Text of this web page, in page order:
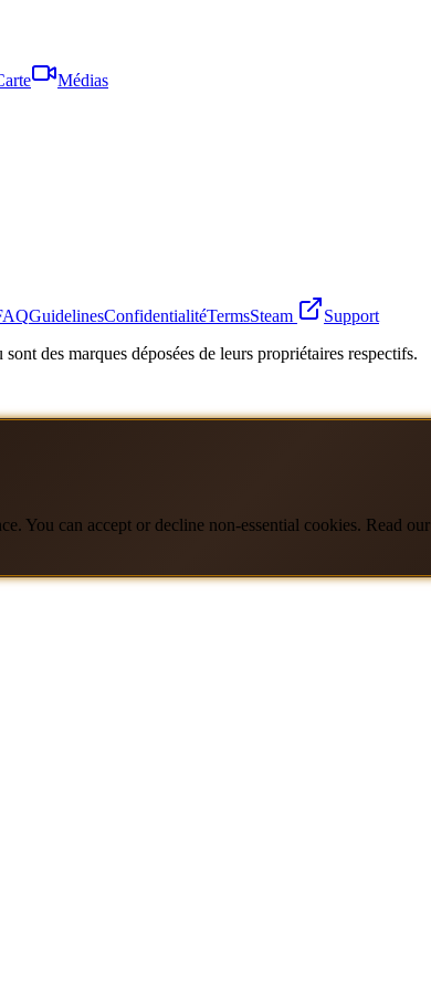
Médias
GuidelinesConfidentialitéTermsSteam
Support
des marques déposées de leurs propriétaires respectifs.
You can accept or decline non-essential cookies. Read our